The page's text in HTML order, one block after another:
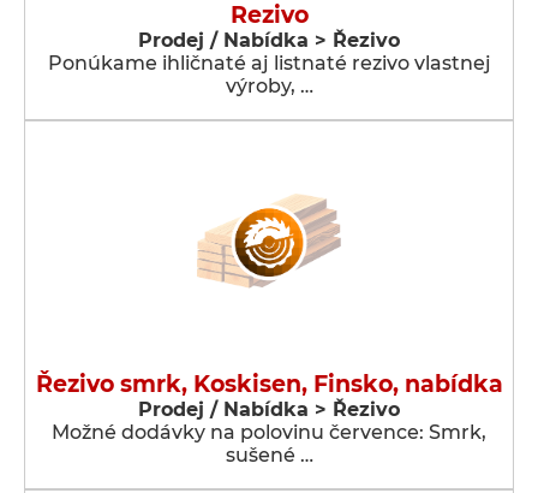
Rezivo
Prodej / Nabídka > Řezivo
Ponúkame ihličnaté aj listnaté rezivo vlastnej
výroby, …
Řezivo smrk, Koskisen, Finsko, nabídka
Prodej / Nabídka > Řezivo
Možné dodávky na polovinu července: Smrk,
sušené …